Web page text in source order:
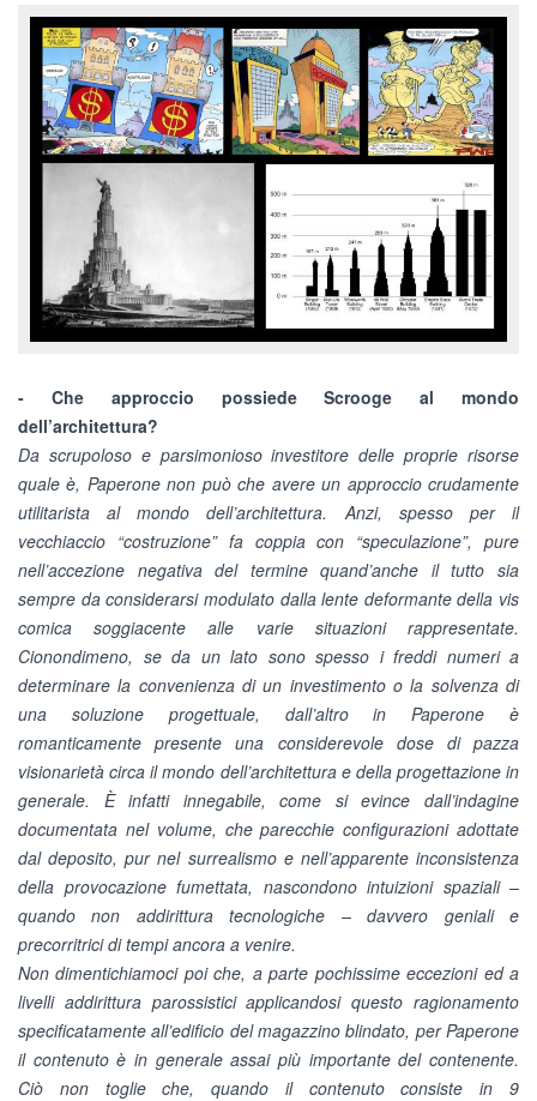
- Che approccio possiede Scrooge al mondo
dell’architettura?
Da scrupoloso e parsimonioso investitore delle proprie risorse
quale è, Paperone non può che avere un approccio crudamente
utilitarista al mondo dell’architettura. Anzi, spesso per il
vecchiaccio “costruzione” fa coppia con “speculazione”, pure
nell’accezione negativa del termine quand’anche il tutto sia
sempre da considerarsi modulato dalla lente deformante della vis
comica soggiacente alle varie situazioni rappresentate.
Cionondimeno, se da un lato sono spesso i freddi numeri a
determinare la convenienza di un investimento o la solvenza di
una soluzione progettuale, dall’altro in Paperone è
romanticamente presente una considerevole dose di pazza
visionarietà circa il mondo dell’architettura e della progettazione in
generale. È infatti innegabile, come si evince dall’indagine
documentata nel volume, che parecchie configurazioni adottate
dal deposito, pur nel surrealismo e nell’apparente inconsistenza
della provocazione fumettata, nascondono intuizioni spaziali –
quando non addirittura tecnologiche – davvero geniali e
precorritrici di tempi ancora a venire.
Non dimentichiamoci poi che, a parte pochissime eccezioni ed a
livelli addirittura parossistici applicandosi questo ragionamento
specificatamente all’edificio del magazzino blindato, per Paperone
il contenuto è in generale assai più importante del contenente.
Ciò non toglie che, quando il contenuto consiste in 9